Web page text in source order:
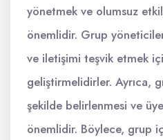
yönetmek ve olumsuz
önemlidir. Grup
ve iletişimi teşvik etmek
geliştirmelidirler. Ayrıca,
şekilde belirlenmesi ve
önemlidir. Böylece, grup